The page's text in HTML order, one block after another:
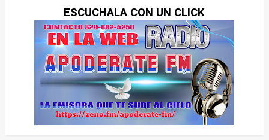
ESCUCHALA CON UN CLICK